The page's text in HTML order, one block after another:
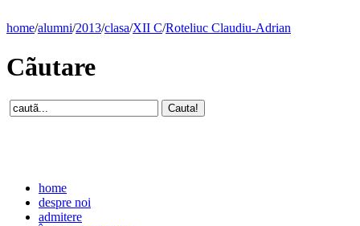
home/alumni/2013/clasa/XII C/Roteliuc Claudiu-Adrian
Cãutare
home
despre noi
admitere